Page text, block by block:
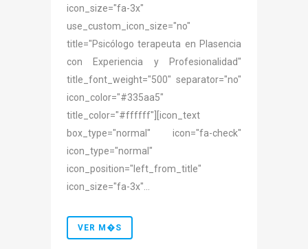
icon_size="fa-3x"
use_custom_icon_size="no"
title="Psicólogo terapeuta en Plasencia
con Experiencia y Profesionalidad"
title_font_weight="500" separator="no"
icon_color="#335aa5"
title_color="#ffffff"][icon_text
box_type="normal" icon="fa-check"
icon_type="normal"
icon_position="left_from_title"
icon_size="fa-3x"...
VER M�S